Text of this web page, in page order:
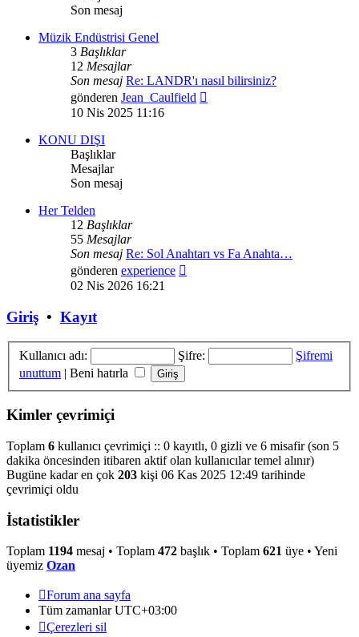
Son mesaj
Müzik Endüstrisi Genel
3 Başlıklar
12 Mesajlar
Son mesaj Re: LANDR'ı nasıl bilirsiniz?
gönderen Jean_Caulfield
10 Nis 2025 11:16
KONU DIŞI
Başlıklar
Mesajlar
Son mesaj
Her Telden
12 Başlıklar
55 Mesajlar
Son mesaj Re: Sol Anahtarı vs Fa Anahta…
gönderen experience
02 Nis 2026 16:21
Giriş • Kayıt
Kullanıcı adı: Şifre:
Şifremi
unuttum | Beni hatırla
Kimler çevrimiçi
Toplam 6 kullanıcı çevrimiçi :: 0 kayıtlı, 0 gizli ve 6 misafir (son 5
dakika öncesinden itibaren aktif olan kullanıcılar temel alınır)
Bugüne kadar en çok 203 kişi 06 Kas 2025 12:49 tarihinde
çevrimiçi oldu
İstatistikler
Toplam 1194 mesaj • Toplam 472 başlık • Toplam 621 üye • Yeni
üyemiz Ozan
Forum ana sayfa
Tüm zamanlarUTC+03:00
Çerezleri sil